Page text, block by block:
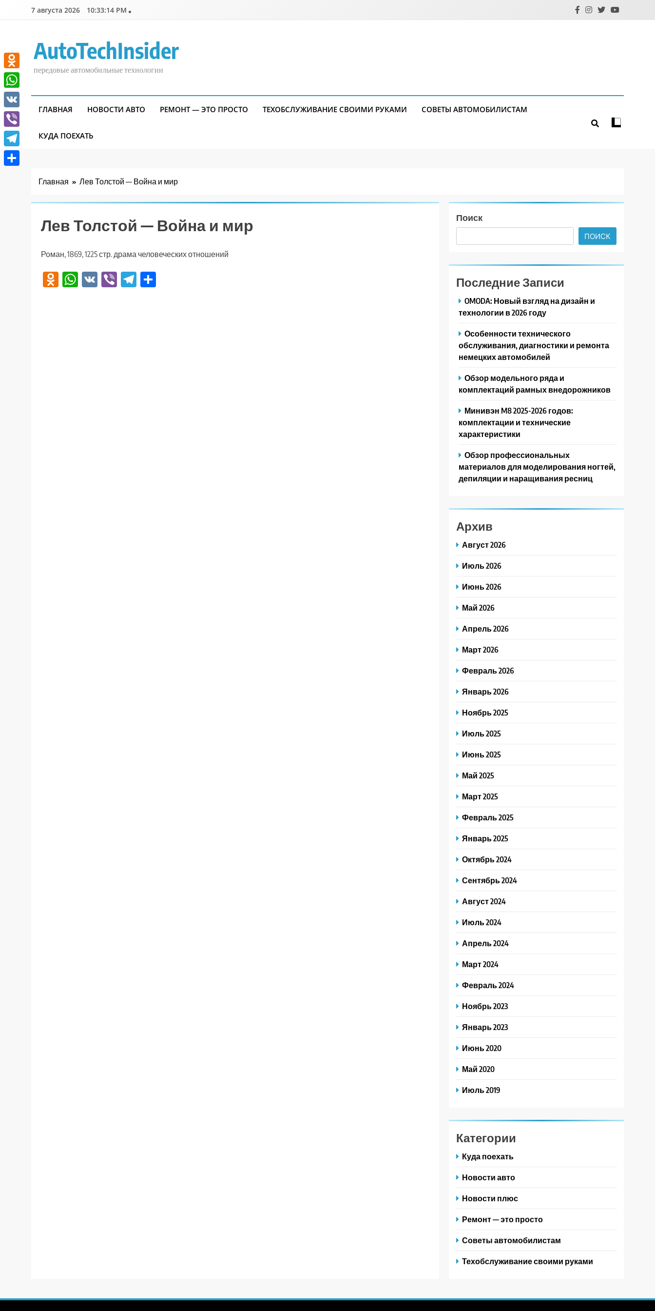
7 августа 2026 10:33:15 PM
AutoTechInsider
передовые автомобильные технологии
ГЛАВНАЯ НОВОСТИ АВТО РЕМОНТ — ЭТО ПРОСТО ТЕХОБСЛУЖИВАНИЕ СВОИМИ РУКАМИ СОВЕТЫ АВТОМОБИЛИСТАМ
КУДА ПОЕХАТЬ
Главная Лев Толстой — Война и мир
Лев Толстой — Война и мир
Роман, 1869, 1225 стр. драма человеческих отношений
Odnoklassniki
WhatsApp
VK ViberTelegram
Поиск
ПОИСК
Последние Записи
OMODA: Новый взгляд на дизайн и
технологии в 2026 году
Особенности технического
обслуживания, диагностики и ремонта
немецких автомобилей
Обзор модельного ряда и
комплектаций рамных внедорожников
Минивэн M8 2025-2026 годов:
комплектации и технические
характеристики
Обзор профессиональных
материалов для моделирования ногтей,
депиляции и наращивания ресниц
Архив
Август 2026
Июль 2026
Июнь 2026
Май 2026
Апрель 2026
Март 2026
Февраль 2026
Январь 2026
Ноябрь 2025
Июль 2025
Июнь 2025
Май 2025
Март 2025
Февраль 2025
Январь 2025
Октябрь 2024
Сентябрь 2024
Август 2024
Июль 2024
Апрель 2024
Март 2024
Февраль 2024
Ноябрь 2023
Январь 2023
Июнь 2020
Май 2020
Июль 2019
Категории
Куда поехать
Новости авто
Новости плюс
Ремонт — это просто
Советы автомобилистам
Техобслуживание своими руками
Odnoklassniki
WhatsApp
VK
Viber
Telegram